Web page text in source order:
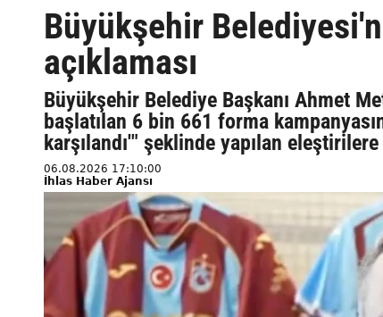
Büyükşehir
açıklaması
Büyükşehir Belediye Başkanı Ahmet
başlatılan 6 bin 661 forma
karşılandı'" şeklinde yapılan
06.08.2026 17:10:00
İhlas Haber Ajansı